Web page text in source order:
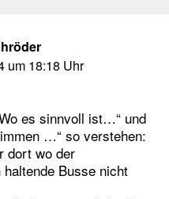
um 18:18 Uhr
es sinnvoll ist…“ und
…“ so verstehen:
dort wo der
Busse nicht